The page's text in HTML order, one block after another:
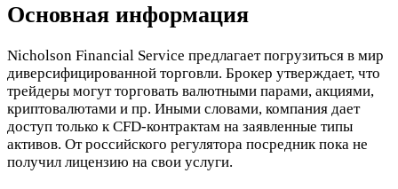
Основная информация
Nicholson Financial Service предлагает погрузиться в мир
диверсифицированной торговли. Брокер утверждает, что
трейдеры могут торговать валютными парами, акциями,
криптовалютами и пр. Иными словами, компания дает
доступ только к CFD-контрактам на заявленные типы
активов. От российского регулятора посредник пока не
получил лицензию на свои услуги.